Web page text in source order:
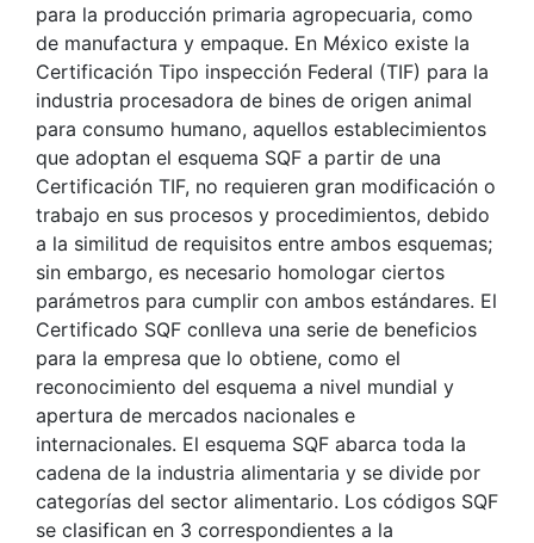
para la producción primaria agropecuaria, como
de manufactura y empaque. En México existe la
Certificación Tipo inspección Federal (TIF) para la
industria procesadora de bines de origen animal
para consumo humano, aquellos establecimientos
que adoptan el esquema SQF a partir de una
Certificación TIF, no requieren gran modificación o
trabajo en sus procesos y procedimientos, debido
a la similitud de requisitos entre ambos esquemas;
sin embargo, es necesario homologar ciertos
parámetros para cumplir con ambos estándares. El
Certificado SQF conlleva una serie de beneficios
para la empresa que lo obtiene, como el
reconocimiento del esquema a nivel mundial y
apertura de mercados nacionales e
internacionales. El esquema SQF abarca toda la
cadena de la industria alimentaria y se divide por
categorías del sector alimentario. Los códigos SQF
se clasifican en 3 correspondientes a la